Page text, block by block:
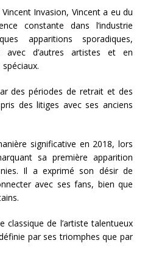
Invasion, Vincent a eu du
constante dans l’industrie
apparitions sporadiques,
avec d’autres artistes et en
des périodes de retrait et des
des litiges avec ses anciens
significative en 2018, lors
sa première apparition
Il a exprimé son désir de
avec ses fans, bien que
classique de l’artiste talentueux
par ses triomphes que par